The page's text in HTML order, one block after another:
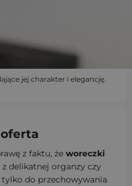
jej charakter i elegancję.
oferta
z faktu, że woreczki
delikatnej organzy czy
do przechowywania